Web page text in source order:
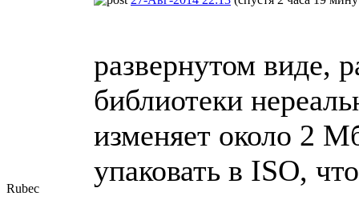
Rubec
развернутом виде,
библиотеки
изменяет около 2
упаковать в ISO,